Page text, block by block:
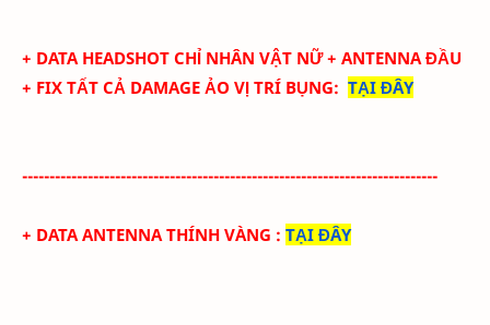
+ DATA HEADSHOT CHỈ NHÂN VẬT NỮ + ANTENNA ĐẦU
+ FIX TẤT CẢ DAMAGE ẢO VỊ TRÍ BỤNG: TẠI ĐÂY
----------------------------------------------------------------------------
+ DATA ANTENNA THÍNH VÀNG : TẠI ĐÂY